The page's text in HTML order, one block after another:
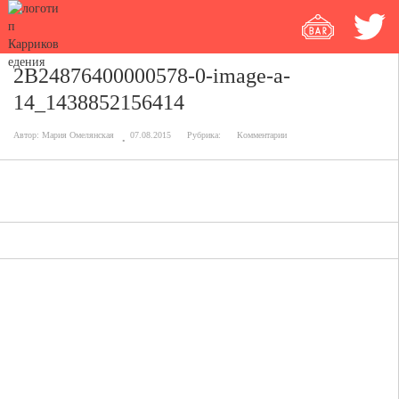
2B24876400000578-0-image-a-
14_1438852156414
Автор: Мария Омелянская 07.08.2015 Рубрика: Комментарии